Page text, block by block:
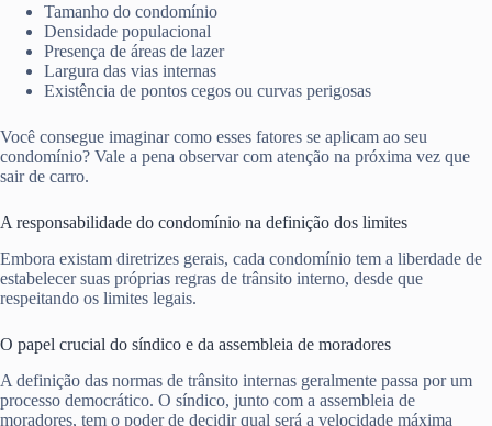
Tamanho do condomínio
Densidade populacional
Presença de áreas de lazer
Largura das vias internas
Existência de pontos cegos ou curvas perigosas
Você consegue imaginar como esses fatores se aplicam ao seu
condomínio? Vale a pena observar com atenção na próxima vez que
sair de carro.
A responsabilidade do condomínio na definição dos limites
Embora existam diretrizes gerais, cada condomínio tem a liberdade de
estabelecer suas próprias regras de trânsito interno, desde que
respeitando os limites legais.
O papel crucial do síndico e da assembleia de moradores
A definição das normas de trânsito internas geralmente passa por um
processo democrático. O síndico, junto com a assembleia de
moradores, tem o poder de decidir qual será a velocidade máxima